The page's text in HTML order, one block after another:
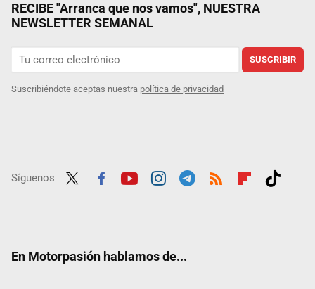
RECIBE "Arranca que nos vamos", NUESTRA
NEWSLETTER SEMANAL
SUSCRIBIR
Suscribiéndote aceptas nuestra política de privacidad
Síguenos
En Motorpasión hablamos de...